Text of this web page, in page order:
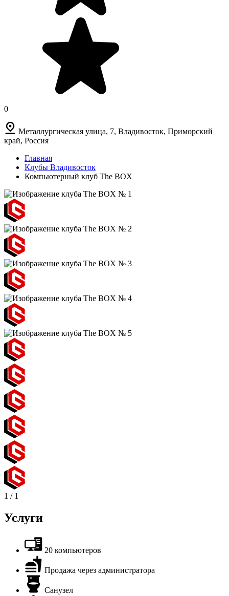
0
Металлургическая улица, 7, Владивосток, Приморский
край, Россия
Главная
Клубы Владивосток
Компьютерный клуб The BOX
1 / 1
Услуги
20 компьютеров
Продажа через администратора
Санузел